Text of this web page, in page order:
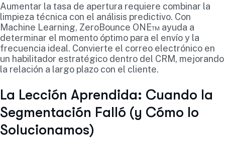
Aumentar la tasa de apertura requiere combinar la
limpieza técnica con el análisis predictivo. Con
Machine Learning, ZeroBounce ONE™ ayuda a
determinar el momento óptimo para el envío y la
frecuencia ideal. Convierte el correo electrónico en
un habilitador estratégico dentro del CRM, mejorando
la relación a largo plazo con el cliente.
La Lección Aprendida: Cuando la
Segmentación Falló (y Cómo lo
Solucionamos)